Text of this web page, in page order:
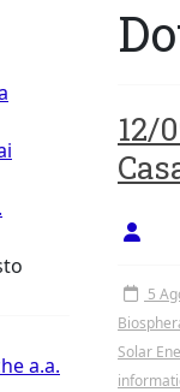
12/
5
Solar
a.a.